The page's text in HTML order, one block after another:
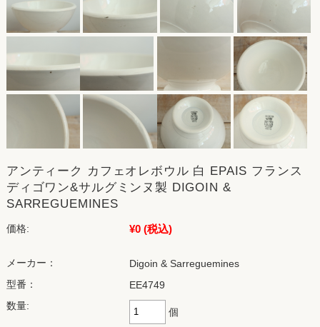
アンティーク カフェオレボウル 白 EPAIS フランス
ディゴワン&サルグミンヌ製 DIGOIN &
SARREGUEMINES
価格: ¥0 (税込)
メーカー：
Digoin & Sarreguemines
型番：
EE4749
数量:
個